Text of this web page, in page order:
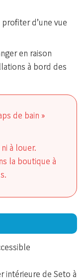
d’une vue
en raison
à bord des
de bain »
à louer.
la boutique à
intérieure de Seto à